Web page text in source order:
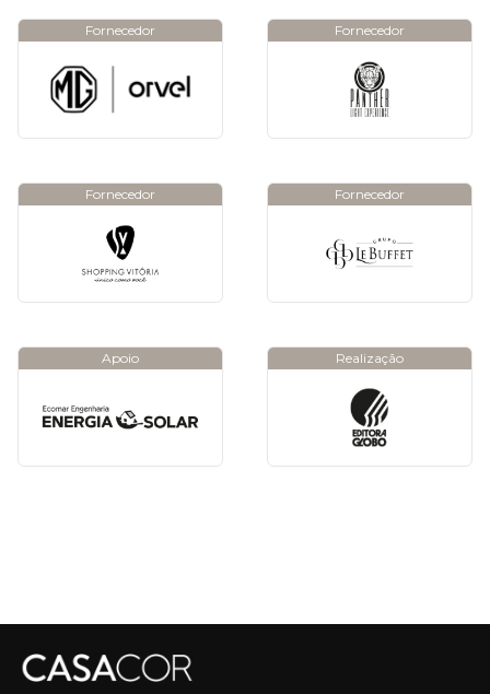
Fornecedor Fornecedor
Fornecedor Fornecedor
Apoio Realização